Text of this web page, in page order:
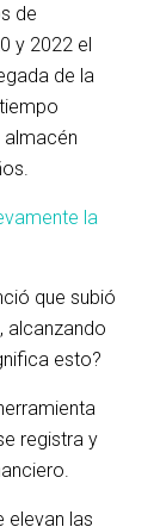
de
y 2022 el
de la
la
que subió
alcanzando
esto?
registra y
elevan las